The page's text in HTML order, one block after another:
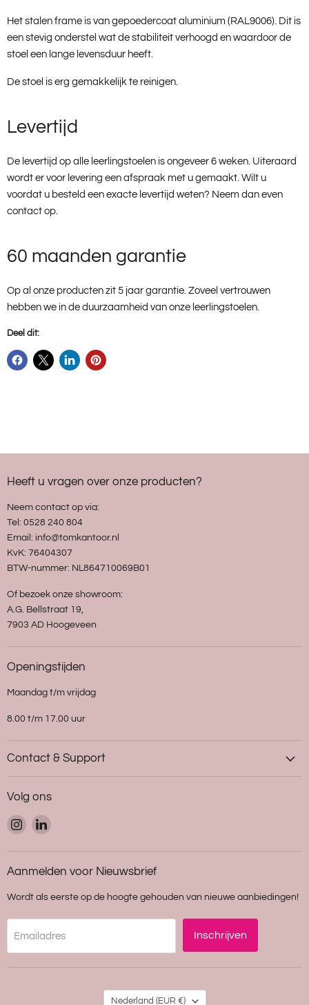
Het stalen frame is van gepoedercoat aluminium (RAL9006). Dit is
een stevig onderstel wat de stabiliteit verhoogd en waardoor de
stoel een lange levensduur heeft.
De stoel is erg gemakkelijk te reinigen.
Levertijd
De levertijd op alle leerlingstoelen is ongeveer 6 weken. Uiteraard
wordt er voor levering een afspraak met u gemaakt. Wilt u
voordat u besteld een exacte levertijd weten? Neem dan even
contact op.
60 maanden garantie
Op al onze producten zit 5 jaar garantie. Zoveel vertrouwen
hebben we in de duurzaamheid van onze leerlingstoelen.
Deel dit:
Heeft u vragen over onze producten?
Neem contact op via:
Tel: 0528 240 804
Email: info@tomkantoor.nl
KvK: 76404307
BTW-nummer: NL864710069B01
Of bezoek onze showroom:
A.G. Bellstraat 19,
7903 AD Hoogeveen
Openingstijden
Maandag t/m vrijdag
8.00 t/m 17.00 uur
Contact & Support
Volg ons
Vind
ons
op
Instagram
Vind
op
LinkedIn
Aanmelden voor Nieuwsbrief
Wordt als eerste op de hoogte gehouden van nieuwe aanbiedingen!
Emailadres Inschrijven
Land
Nederland (EUR €)